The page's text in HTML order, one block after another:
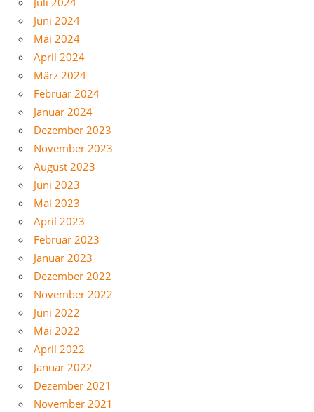
Juni 2024
Mai 2024
April 2024
März 2024
Februar 2024
Januar 2024
Dezember 2023
November 2023
August 2023
Juni 2023
Mai 2023
April 2023
Februar 2023
Januar 2023
Dezember 2022
November 2022
Juni 2022
Mai 2022
April 2022
Januar 2022
Dezember 2021
November 2021